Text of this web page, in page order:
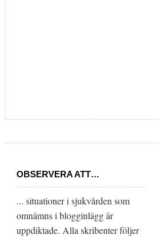
OBSERVERA ATT…
... situationer i sjukvården som
omnämns i blogginlägg är
uppdiktade. Alla skribenter följer